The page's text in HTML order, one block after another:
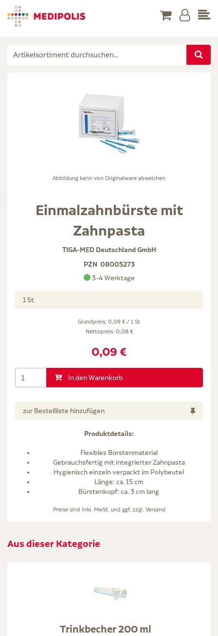
Abbildung kann von Originalware abweichen
Einmalzahnbürste mit
Zahnpasta
TIGA-MED Deutschland GmbH
PZN 08005273
3-4 Werktage
1 St
Grundpreis: 0,09 € / 1 St
Nettopreis: 0,08 €
0,09 €
In den Warenkorb
zur Bestellliste hinzufügen
Produktdetails:
Flexibles Borstenmaterial
Gebrauchsfertig mit integrierter Zahnpasta
Hygienisch einzeln verpackt im Polybeutel
Länge: ca. 15 cm
Bürstenkopf: ca. 3 cm lang
Preise sind inkl. MwSt. und ggf. zzgl. Versand
Aus dieser Kategorie
Trinkbecher 200 ml